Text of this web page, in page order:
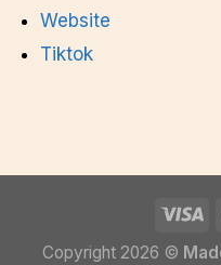
Website
Tiktok
Copyright 2026 ©